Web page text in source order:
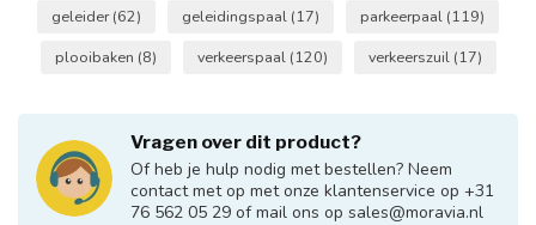
geleider(62) geleidingspaal (17) parkeerpaal (119)
plooibaken (8) verkeerspaal (120) verkeerszuil (17)
Vragen over dit product?
Of heb je hulp nodig met bestellen? Neem
contact met op met onze klantenservice op +31
76 562 05 29 of mail ons op sales@moravia.nl